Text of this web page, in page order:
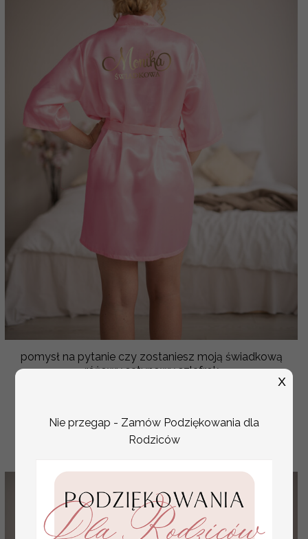
pomysł na pytanie czy zostaniesz moją świadkową
różowy satynowy szlafrok
Nie przegap - Zamów Podziękowania dla
Rodziców
X